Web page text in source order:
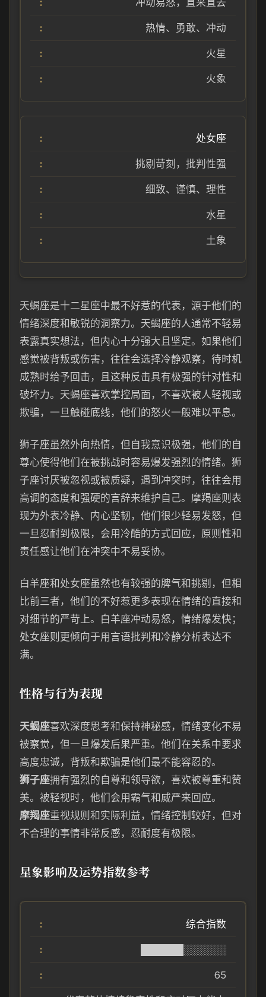
冲动易怒，直来直去
热情、勇敢、冲动
火星
火象
处女座
挑剔苛刻，批判性强
细致、谨慎、理性
水星
土象
天蝎座是十二星座中最不好惹的代表，源于他们的
情绪深度和敏锐的洞察力。天蝎座的人通常不轻易
表露真实想法，但内心十分强大且坚定。如果他们
感觉被背叛或伤害，往往会选择冷静观察，待时机
成熟时给予回击，且这种反击具有极强的针对性和
破坏力。天蝎座喜欢掌控局面，不喜欢被人轻视或
欺骗，一旦触碰底线，他们的怒火一般难以平息。
狮子座虽然外向热情，但自我意识极强，他们的自
尊心使得他们在被挑战时容易爆发强烈的情绪。狮
子座讨厌被忽视或被质疑，遇到冲突时，往往会用
高调的态度和强硬的言辞来维护自己。摩羯座则表
现为外表冷静、内心坚韧，他们很少轻易发怒，但
一旦忍耐到极限，会用冷酷的方式回应，原则性和
责任感让他们在冲突中不易妥协。
白羊座和处女座虽然也有较强的脾气和挑剔，但相
比前三者，他们的不好惹更多表现在情绪的直接和
对细节的严苛上。白羊座冲动易怒，情绪爆发快；
处女座则更倾向于用言语批判和冷静分析表达不
满。
性格与行为表现
天蝎座喜欢深度思考和保持神秘感，情绪变化不易
被察觉，但一旦爆发后果严重。他们在关系中要求
高度忠诚，背叛和欺骗是他们最不能容忍的。
狮子座拥有强烈的自尊和领导欲，喜欢被尊重和赞
美。被轻视时，他们会用霸气和威严来回应。
摩羯座重视规则和实际利益，情绪控制较好，但对
不合理的事情非常反感，忍耐度有极限。
星象影响及运势指数参考
综合指数
██████░░░░░░
65